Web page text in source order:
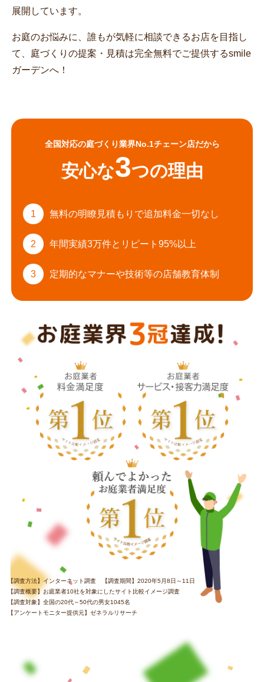
展開しています。
お庭のお悩みに、誰もが気軽に相談できるお店を目指し
て、庭づくりの提案・見積は完全無料でご提供するsmile
ガーデンへ！
全国対応の庭づくり業界No.1チェーン店だから
安心な3つの理由
1 無料の明瞭見積もりで追加料金一切なし
2 年間実績3万件と リピート95%以上
3 定期的なマナーや技術等の店舗教育体制
【調査方法】インターネット調査 【調査期間】2020年5月8日～11日
【調査概要】お庭業者10社を対象にしたサイト比較イメージ調査
【調査対象】全国の20代～50代の男女1045名
【アンケートモニター提供元】ゼネラルリサーチ